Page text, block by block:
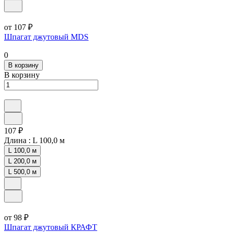
от 107 ₽
Шпагат джутовый MDS
0
В корзину
В корзину
107 ₽
Длина : L 100,0 м
L 100,0 м
L 200,0 м
L 500,0 м
от 98 ₽
Шпагат джутовый КРАФТ